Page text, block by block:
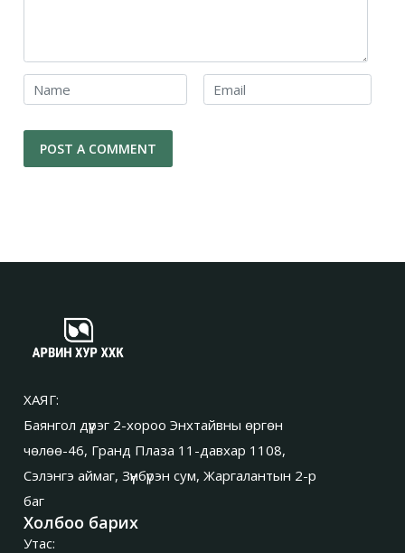
ХАЯГ:
Баянгол дүүрэг 2-хороо Энхтайвны өргөн
чөлөө-46, Гранд Плаза 11-давхар 1108,
Сэлэнгэ аймаг, Зүүнбүрэн сум, Жаргалантын 2-р
баг
Холбоо барих
Утас: